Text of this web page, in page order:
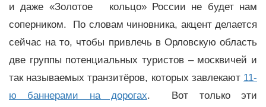
и даже «Золотое кольцо» России не будет нам
соперником. По словам чиновника, акцент делается
сейчас на то, чтобы привлечь в Орловскую область
две группы потенциальных туристов – москвичей и
так называемых транзитёров, которых завлекают 11-
ю баннерами на дорогах. Вот только эти